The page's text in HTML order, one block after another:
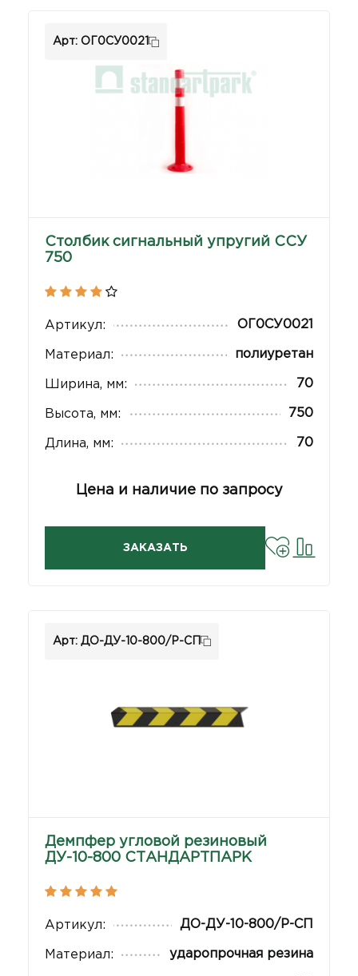
Арт: ОГ0СУ0021
Столбик сигнальный упругий ССУ
750
Артикул: ОГ0СУ0021
Материал: полиуретан
Ширина, мм: 70
Высота, мм: 750
Длина, мм: 70
Цена и наличие по запросу
ЗАКАЗАТЬ
Арт: ДО-ДУ-10-800/Р-СП
Демпфер угловой резиновый
ДУ-10-800 СТАНДАРТПАРК
Артикул: ДО-ДУ-10-800/Р-СП
Материал: ударопрочная резина